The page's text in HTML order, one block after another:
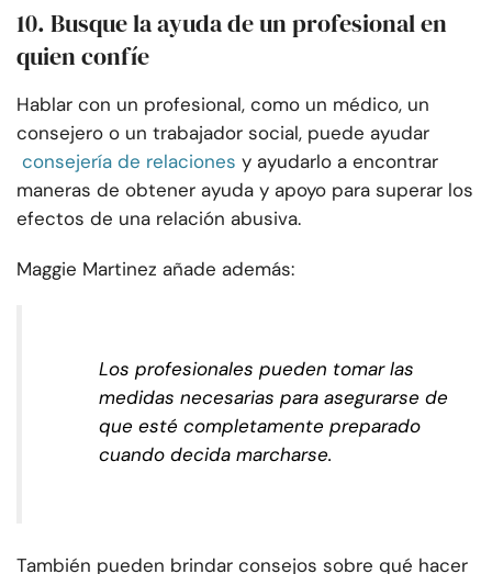
10. Busque la ayuda de un profesional en
quien confíe
Hablar con un profesional, como un médico, un
consejero o un trabajador social, puede ayudar
consejería de relaciones y ayudarlo a encontrar
maneras de obtener ayuda y apoyo para superar los
efectos de una relación abusiva.
Maggie Martinez añade además:
Los profesionales pueden tomar las
medidas necesarias para asegurarse de
que esté completamente preparado
cuando decida marcharse.
También pueden brindar consejos sobre qué hacer